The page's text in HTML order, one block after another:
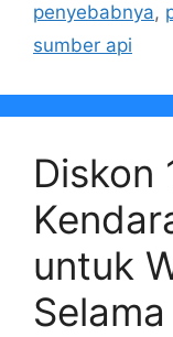
penyebabnya,
sumber api
Diskon
untuk